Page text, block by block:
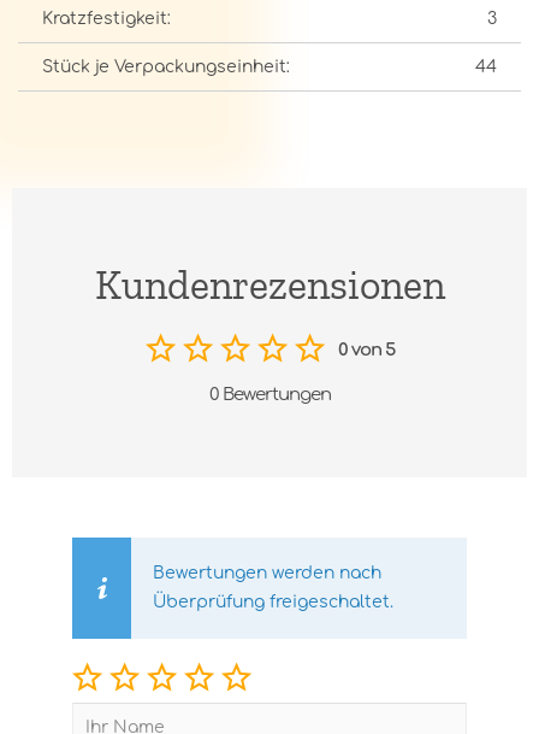
Kratzfestigkeit: 3
Stück je Verpackungseinheit: 44
Kundenrezensionen
0 von 5
0 Bewertungen
Bewertungen werden nach
Überprüfung freigeschaltet.